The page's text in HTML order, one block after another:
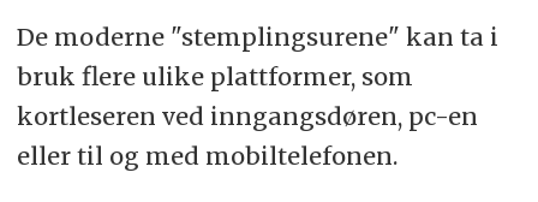
De moderne "stemplingsurene" kan ta i
bruk flere ulike plattformer, som
kortleseren ved inngangsdøren, pc-en
eller til og med mobiltelefonen.